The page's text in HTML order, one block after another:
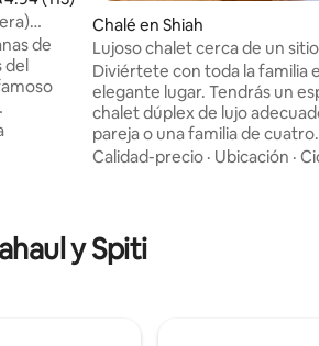
de
del
las
y
Chalé en Shiah
Lujoso chalet cerca de un
parapente, Kullu
Diviértete con toda la familia
elegante lugar. Tendrás un espacioso
chalet dúplex de lujo
pareja o una familia de cuatro
huéspedes. ★ Dormitorio principal Y
Respaldo de energía ★ Wifi ★ Chimenea
en el interior servicio ★ de
Calidad-precio · Ubicación ·
y Spiti